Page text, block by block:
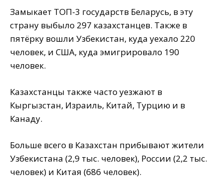
Замыкает ТОП-3 государств Беларусь, в эту
страну выбыло 297 казахстанцев. Также в
пятёрку вошли Узбекистан, куда уехало 220
человек, и США, куда эмигрировало 190
человек.
Казахстанцы также часто уезжают в
Кыргызстан, Израиль, Китай, Турцию и в
Канаду.
Больше всего в Казахстан прибывают жители
Узбекистана (2,9 тыс. человек), России (2,2 тыс.
человек) и Китая (686 человек).